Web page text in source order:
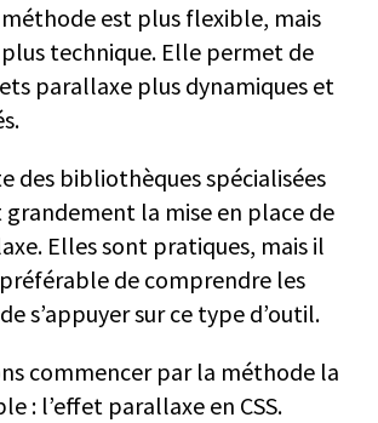
est plus flexible, mais
plus technique. Elle permet de
parallaxe plus dynamiques et
des bibliothèques spécialisées
la mise en place de
Elles sont pratiques, mais il
de comprendre les
s’appuyer sur ce type d’outil.
commencer par la méthode la
: l’effet parallaxe en CSS.